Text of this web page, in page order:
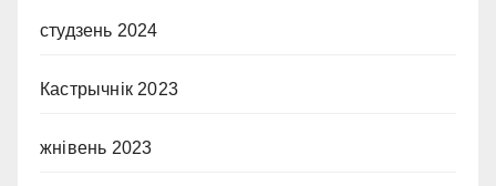
студзень 2024
Кастрычнік 2023
жнівень 2023